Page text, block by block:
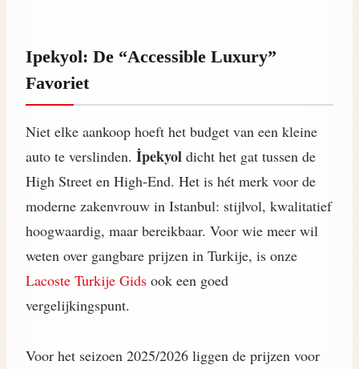
Ipekyol: De “Accessible Luxury”
Favoriet
Niet elke aankoop hoeft het budget van een kleine
auto te verslinden. İpekyol dicht het gat tussen de
High Street en High-End. Het is hét merk voor de
moderne zakenvrouw in Istanbul: stijlvol, kwalitatief
hoogwaardig, maar bereikbaar. Voor wie meer wil
weten over gangbare prijzen in Turkije, is onze
Lacoste Turkije Gids ook een goed
vergelijkingspunt.
Voor het seizoen 2025/2026 liggen de prijzen voor